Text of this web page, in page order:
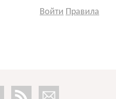
Войти Правила